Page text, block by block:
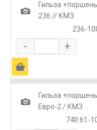
1
Гильза
236 // КМЗ
236-
- +
Ä
1
Гильза
Евро-2 / КМЗ
740.61-